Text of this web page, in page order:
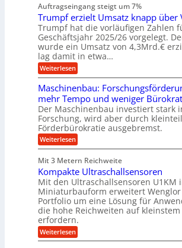
e
n
b
a
u
a
u
f
e
n
f
ü
h
r
u
n
g
e
n
B
S
C
L
w
e
i
t
e
r
e
n
t
w
i
c
k
e
r
t
u
n
g
s
r
e
e
s
H
y
b
r
i
d
-
u
g
e
l
a
g
e
r
Auftragseingang steigt um 7%
Trumpf erzielt Umsatz knapp über
Trumpf hat die vorläufigen Zahlen
Geschäftsjahr 2025/26 vorgelegt.
wurde ein Umsatz von 4,3Mrd.€
lag damit in etwa…
Weiterlesen:
T
u
m
p
f
e
r
z
i
e
t
U
m
s
a
z
k
n
Maschinenbau:
mehr Tempo und weniger
Der Maschinenbau investiert stark
Forschung, wird aber durch
Förderbürokratie ausgebremst.
Weiterlesen:
M
s
c
h
i
n
e
n
b
a
u
Mit 3 Metern Reichweite
Kompakte Ultraschallsensoren
Mit den Ultraschallsensoren U1KM
Miniaturbauform erweitert Wenglor
Portfolio um eine Lösung für
die hohe Reichweiten auf
erfordern.
Weiterlesen:
K